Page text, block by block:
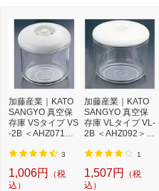
加藤産業｜KATO
SANGYO 真空保
存庫 VSタイプ VS
-2B ＜AHZ071＞
3
1,006円
（税
込）
加藤産業｜KATO
SANGYO 真空保
存庫 VLタイプ VL-
2B ＜AHZ092＞[A
1
1,507円
（税
込）